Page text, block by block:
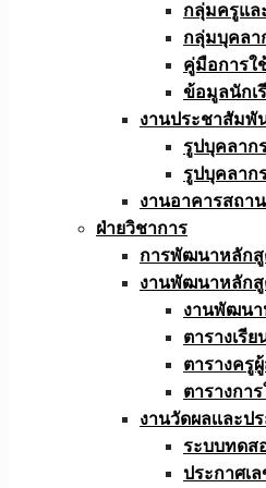
กลุ่มครูแล
กลุ่มบุคลา
คู่มือการใ
ข้อมูลนักเ
งานประชาสัมพั
รูปบุคลาก
รูปบุคลาก
งานอาคารสถา
ฝ่ายวิชาการ
การพัฒนาหลักสู
งานพัฒนาหลักสู
งานพัฒนา
ตารางเรีย
ตารางครู
ตารางกา
งานวัดผลเเละป
ระบบทดส
ประกาศเ